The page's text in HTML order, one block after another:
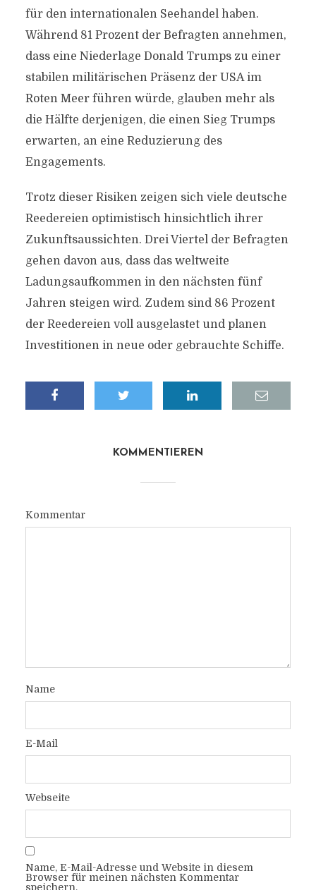
für den internationalen Seehandel haben.
Während 81 Prozent der Befragten annehmen,
dass eine Niederlage Donald Trumps zu einer
stabilen militärischen Präsenz der USA im
Roten Meer führen würde, glauben mehr als
die Hälfte derjenigen, die einen Sieg Trumps
erwarten, an eine Reduzierung des
Engagements.
Trotz dieser Risiken zeigen sich viele deutsche
Reedereien optimistisch hinsichtlich ihrer
Zukunftsaussichten. Drei Viertel der Befragten
gehen davon aus, dass das weltweite
Ladungsaufkommen in den nächsten fünf
Jahren steigen wird. Zudem sind 86 Prozent
der Reedereien voll ausgelastet und planen
Investitionen in neue oder gebrauchte Schiffe.
KOMMENTIEREN
Kommentar
Name
E-Mail
Webseite
Name, E-Mail-Adresse und Website in diesem
Browser für meinen nächsten Kommentar
speichern.